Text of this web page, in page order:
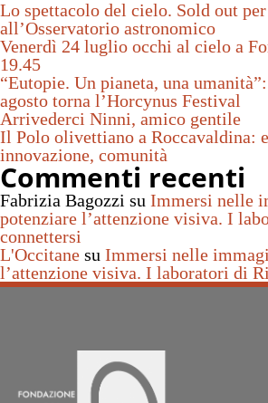
Lo spettacolo del cielo. Sold out per
all’Osservatorio astronomico
Venerdì 24 luglio occhi al cielo a
19.45
“Eutopie. Un pianeta, una
agosto torna l’Horcynus Festival
Arrivederci Ninni, amico gentile
Il Polo olivettiano a Roccavaldina:
innovazione, comunità
Commenti recenti
Fabrizia Bagozzi su Immersi nelle
potenziare l’attenzione visiva. I
connettersi
L'Occitane su Immersi nelle
l’attenzione visiva. I laboratori di